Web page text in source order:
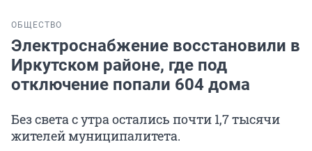
ОБЩЕСТВО
Электроснабжение восстановили в
Иркутском районе, где под
отключение попали 604 дома
Без света с утра остались почти 1,7 тысячи
жителей муниципалитета.